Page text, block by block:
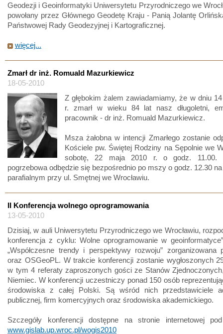
Geodezji i Geoinformatyki Uniwersytetu Przyrodniczego we
powołany przez Głównego Geodetę Kraju - Panią Jolantę
Państwowej Rady Geodezyjnej i Kartograficznej.
więcej...
Zmarł dr inż. Romuald Mazurkiewicz
18-05-2010
Z głębokim żalem zawiadamiamy, że w dniu
r. zmarł w wieku 84 lat nasz długoletni,
pracownik - dr inż. Romuald Mazurkiewicz.
Msza żałobna w intencji Zmarłego zostanie
Kościele pw. Świętej Rodziny na Sępolnie we
sobotę, 22 maja 2010 r. o godz. 11.00.
pogrzebowa odbędzie się bezpośrednio po mszy o godz. 12.30
parafialnym przy ul. Smętnej we Wrocławiu.
II Konferencja wolnego oprogramowania
13-05-2010
Dzisiaj, w auli Uniwersytetu Przyrodniczego we Wrocławiu,
konferencja z cyklu: Wolne oprogramowanie w
„Współczesne trendy i perspektywy rozwoju” zorganizowana
oraz OSGeoPL. W trakcie konferencji zostanie wygłoszonych
w tym 4 referaty zaproszonych gości ze Stanów
Niemiec. W konferencji uczestniczy ponad 150 osób
środowiska z całej Polski. Są wśród nich przedstawiciele
publicznej, firm komercyjnych oraz środowiska akademickiego.
Szczegóły konferencji dostępne na stronie internetowej
www.gislab.up.wroc.pl/wogis2010